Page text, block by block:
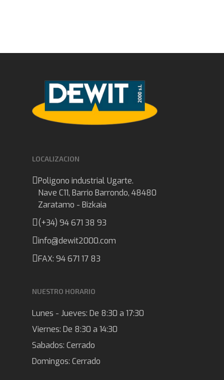
LOCALIZACION
Poligono industrial Ugarte.
Nave C11, Barrio Barrondo, 48480
Zaratamo - Bizkaia
(+34) 94 671 38 93
info@dewit2000.com
FAX: 94 671 17 83
NUESTRO HORARIO
Lunes - Jueves: De 8:30 a 17:30
Viernes: De 8:30 a 14:30
Sabados: Cerrado
Domingos: Cerrado